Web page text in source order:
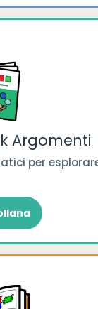
Argomenti
per